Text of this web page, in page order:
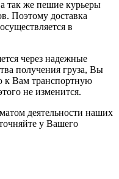
так же пешие курьеры
Поэтому доставка
в
через надежные
получения груза, Вы
Вам транспортную
не изменится.
деятельности наших
у Вашего